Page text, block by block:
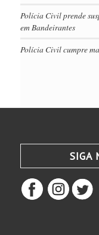
Polícia Civil prende
em Bandeirantes
Polícia Civil cumpre
SIGA